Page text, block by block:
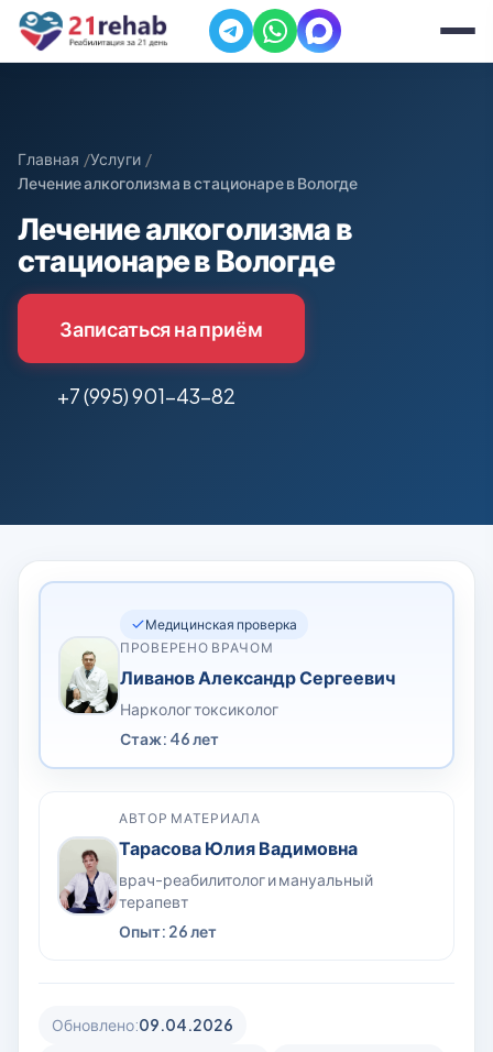
Главная
Услуги
Лечение алкоголизма в стационаре в Вологде
Лечение алкоголизма в
стационаре в Вологде
Записаться на приём
+7 (995) 901-43-82
Медицинская проверка
ПРОВЕРЕНО ВРАЧОМ
Ливанов Александр Сергеевич
Нарколог токсиколог
Стаж: 46 лет
АВТОР МАТЕРИАЛА
Тарасова Юлия Вадимовна
врач-реабилитолог и мануальный
терапевт
Опыт: 26 лет
Обновлено:09.04.2026